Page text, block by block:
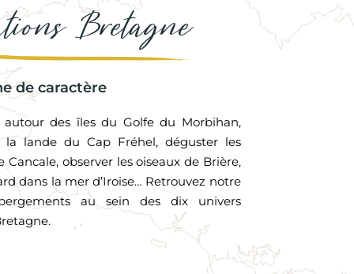
Bretagne
de caractère
autour des îles du Golfe du Morbihan,
la lande du Cap Fréhel, déguster les
Cancale, observer les oiseaux de Brière,
dans la mer d’Iroise… Retrouvez notre
au sein des dix univers